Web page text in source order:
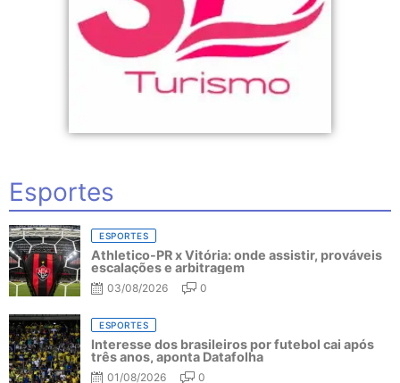
Esportes
ESPORTES
Athletico-PR x Vitória: onde assistir, prováveis
escalações e arbitragem
03/08/2026 0
ESPORTES
Interesse dos brasileiros por futebol cai após
três anos, aponta Datafolha
01/08/2026 0